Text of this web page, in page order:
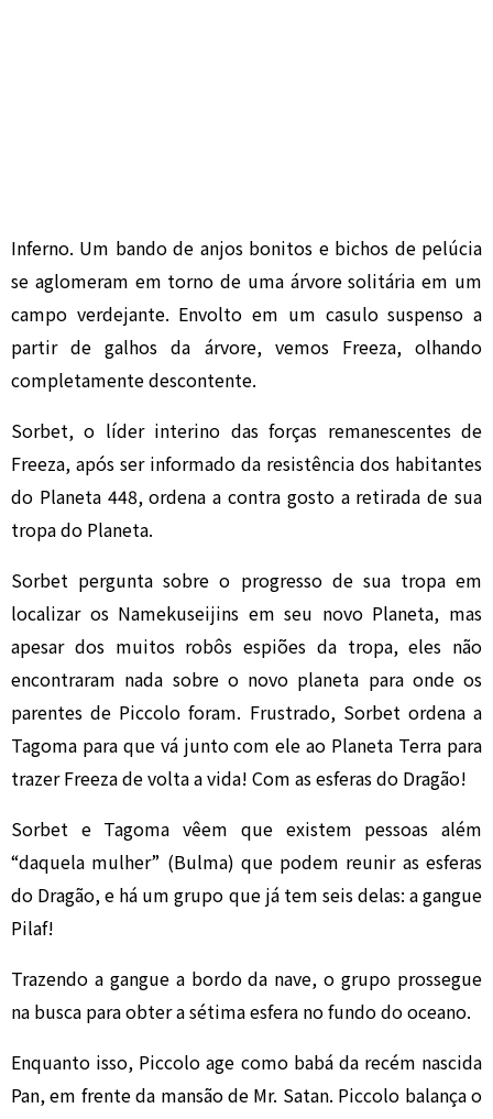
Inferno. Um bando de anjos bonitos e bichos de pelúcia
se aglomeram em torno de uma árvore solitária em um
campo verdejante. Envolto em um casulo suspenso a
partir de galhos da árvore, vemos Freeza, olhando
completamente descontente.
Sorbet, o líder interino das forças remanescentes de
Freeza, após ser informado da resistência dos habitantes
do Planeta 448, ordena a contra gosto a retirada de sua
tropa do Planeta.
Sorbet pergunta sobre o progresso de sua tropa em
localizar os Namekuseijins em seu novo Planeta, mas
apesar dos muitos robôs espiões da tropa, eles não
encontraram nada sobre o novo planeta para onde os
parentes de Piccolo foram. Frustrado, Sorbet ordena a
Tagoma para que vá junto com ele ao Planeta Terra para
trazer Freeza de volta a vida! Com as esferas do Dragão!
Sorbet e Tagoma vêem que existem pessoas além
“daquela mulher” (Bulma) que podem reunir as esferas
do Dragão, e há um grupo que já tem seis delas: a gangue
Pilaf!
Trazendo a gangue a bordo da nave, o grupo prossegue
na busca para obter a sétima esfera no fundo do oceano.
Enquanto isso, Piccolo age como babá da recém nascida
Pan, em frente da mansão de Mr. Satan. Piccolo balança o